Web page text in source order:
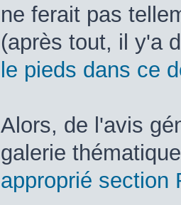
ne ferait pas
(après tout, il y'a
le pieds dans ce
Alors, de l'avis
galerie
approprié section